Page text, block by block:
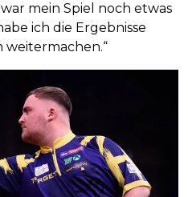
mein Spiel noch etwas
ich die Ergebnisse